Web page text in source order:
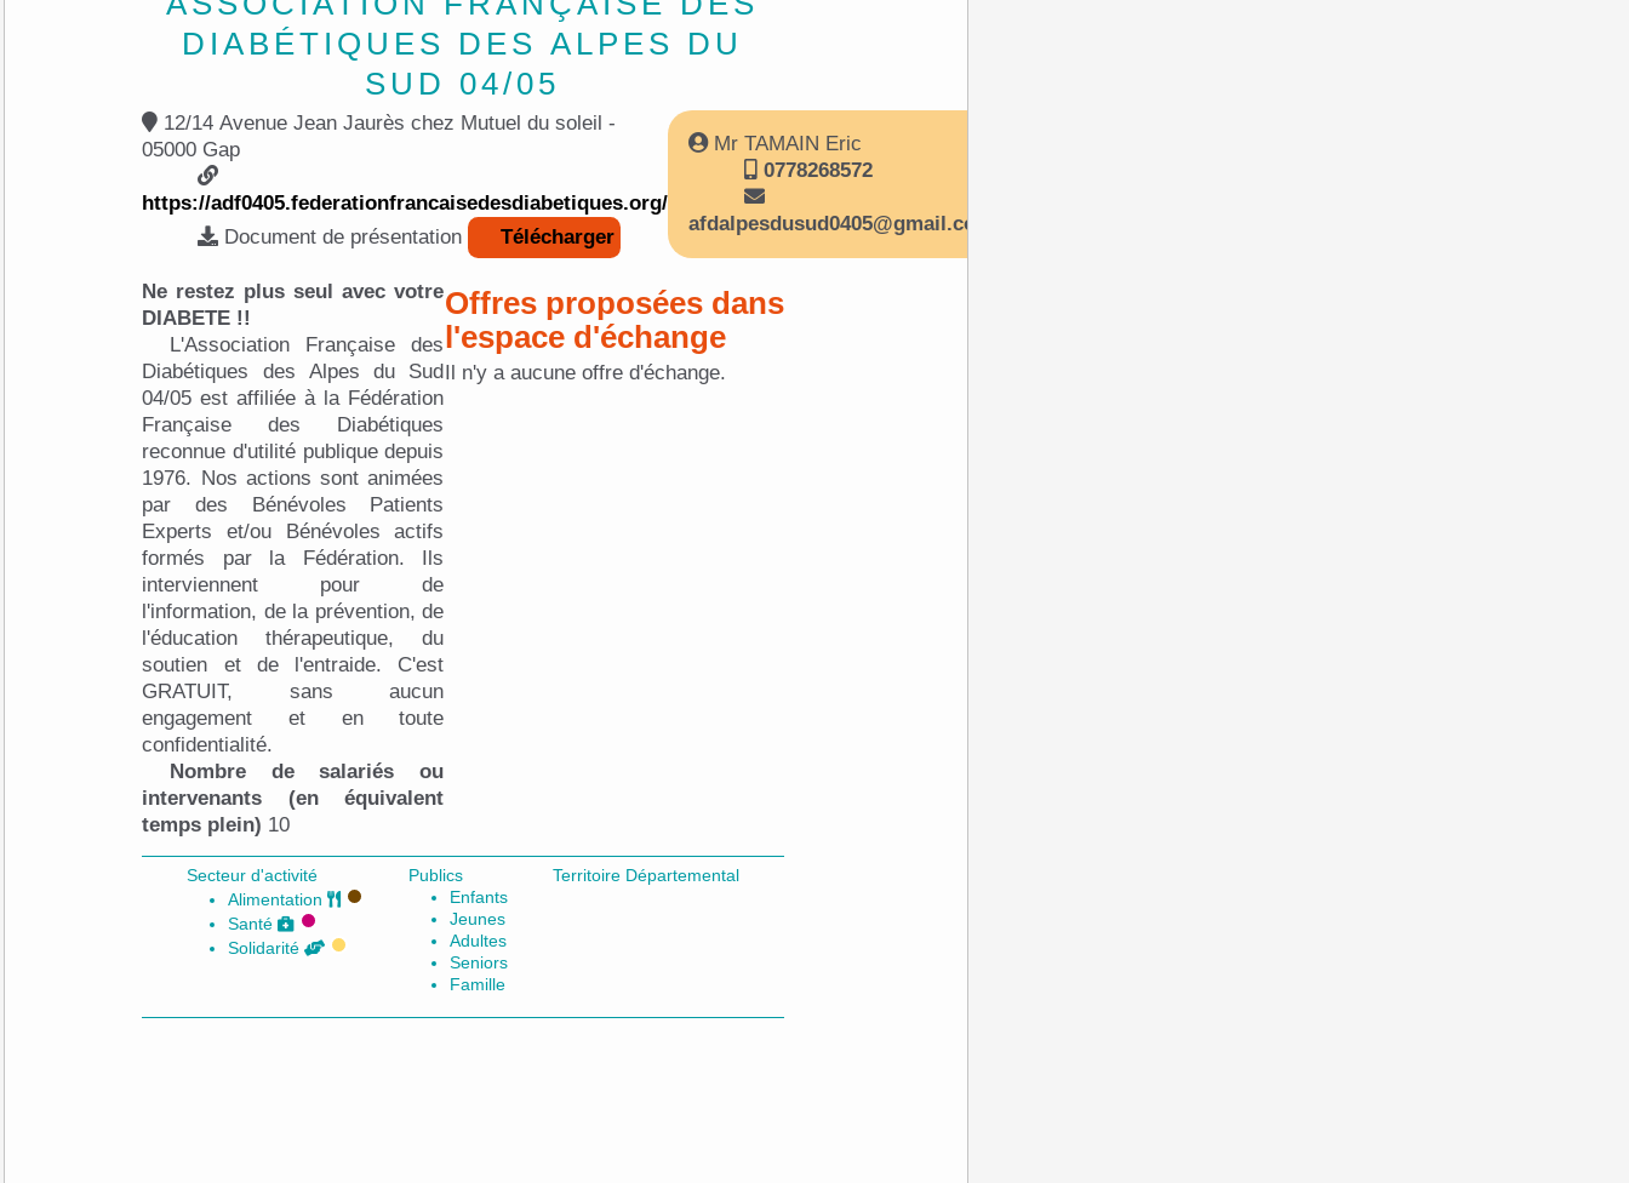
DIABÉTIQUES DES ALPES DU
SUD 04/05
12/14 Avenue Jean Jaurès chez Mutuel du soleil -
05000 Gap
https://adf0405.federationfrancaisedesdiabetiques.org/
Document de présentation
Télécharger
Mr TAMAIN Eric
0778268572
afdalpesdusud0405@gmail.com
Ne restez plus seul avec votre
DIABETE !!
L'Association Française des
Diabétiques des Alpes du Sud
04/05 est affiliée à la Fédération
Française des Diabétiques
reconnue d'utilité publique depuis
1976. Nos actions sont animées
par des Bénévoles Patients
Experts et/ou Bénévoles actifs
formés par la Fédération. Ils
interviennent pour de
l'information, de la prévention, de
l'éducation thérapeutique, du
soutien et de l'entraide. C'est
GRATUIT, sans aucun
engagement et en toute
confidentialité.
Nombre de salariés ou
intervenants (en équivalent
temps plein) 10
Offres proposées dans
l'espace d'échange
Il n'y a aucune offre d'échange.
Secteur d'activité
Alimentation
Santé
Solidarité
Publics
Enfants
Jeunes
Adultes
Seniors
Famille
Territoire Départemental